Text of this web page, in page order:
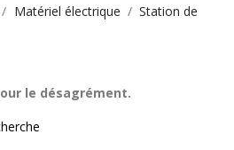
Matériel électrique
Station de
le désagrément.